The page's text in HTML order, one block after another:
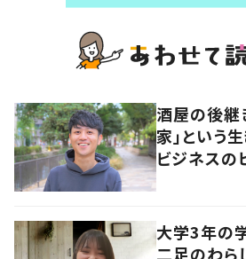
酒屋の後継
家」という
ビジネスの
大学3年の
二足のわ